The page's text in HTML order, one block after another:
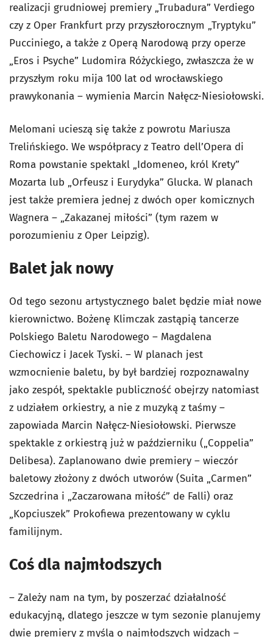
realizacji grudniowej premiery „Trubadura” Verdiego
czy z Oper Frankfurt przy przyszłorocznym „Tryptyku”
Pucciniego, a także z Operą Narodową przy operze
„Eros i Psyche” Ludomira Różyckiego, zwłaszcza że w
przyszłym roku mija 100 lat od wrocławskiego
prawykonania – wymienia Marcin Nałęcz-Niesiołowski.
Melomani ucieszą się także z powrotu Mariusza
Trelińskiego. We współpracy z Teatro dell’Opera di
Roma powstanie spektakl „Idomeneo, król Krety”
Mozarta lub „Orfeusz i Eurydyka” Glucka. W planach
jest także premiera jednej z dwóch oper komicznych
Wagnera – „Zakazanej miłości” (tym razem w
porozumieniu z Oper Leipzig).
Balet jak nowy
Od tego sezonu artystycznego balet będzie miał nowe
kierownictwo. Bożenę Klimczak zastąpią tancerze
Polskiego Baletu Narodowego – Magdalena
Ciechowicz i Jacek Tyski. – W planach jest
wzmocnienie baletu, by był bardziej rozpoznawalny
jako zespół, spektakle publiczność obejrzy natomiast
z udziałem orkiestry, a nie z muzyką z taśmy –
zapowiada Marcin Nałęcz-Niesiołowski. Pierwsze
spektakle z orkiestrą już w październiku („Coppelia”
Delibesa). Zaplanowano dwie premiery – wieczór
baletowy złożony z dwóch utworów (Suita „Carmen”
Szczedrina i „Zaczarowana miłość” de Falli) oraz
„Kopciuszek” Prokofiewa prezentowany w cyklu
familijnym.
Coś dla najmłodszych
– Zależy nam na tym, by poszerzać działalność
edukacyjną, dlatego jeszcze w tym sezonie planujemy
dwie premiery z myślą o najmłodszych widzach –